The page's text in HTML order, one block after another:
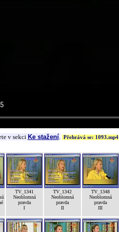
v sekci Ke stažení. Přehrává se: 1093.mp4
TV_1341
Neoblomná
pravda
I
TV_1342
Neoblomná
pravda
II
TV_1348
Neoblomná
pravda
III